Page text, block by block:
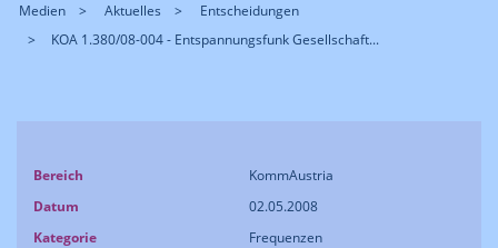
Medien Aktuelles
Entscheidungen
KOA 1.380/08-004 - Entspannungsfunk Gesellschaft...
Bereich
KommAustria
Datum
02.05.2008
Kategorie
Frequenzen